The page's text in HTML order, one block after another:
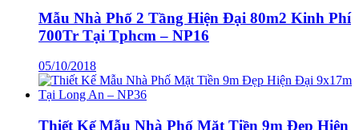
Mẫu Nhà Phố 2 Tầng Hiện Đại 80m2 Kinh Phí
700Tr Tại Tphcm – NP16
05/10/2018
Thiết Kế Mẫu Nhà Phố Mặt Tiền 9m Đẹp Hiện